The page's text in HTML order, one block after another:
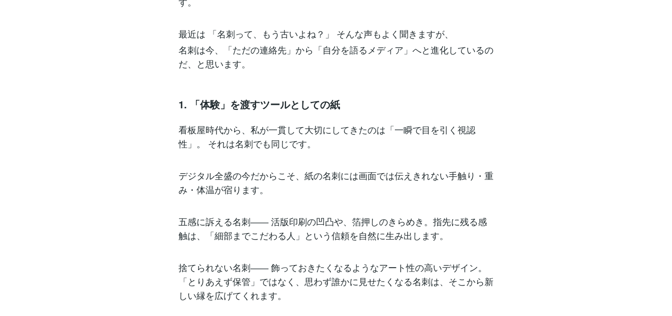
最近は 「名刺って、もう古いよね？」 そんな声もよく聞きますが、
名刺は今、「ただの連絡先」から「自分を語るメディア」へと進化しているの
だ、と思います。
1. 「体験」を渡すツールとしての紙
看板屋時代から、私が一貫して大切にしてきたのは「一瞬で目を引く視認
性」。 それは名刺でも同じです。
デジタル全盛の今だからこそ、紙の名刺には画面では伝えきれない手触り・重
み・体温が宿ります。
五感に訴える名刺―― 活版印刷の凹凸や、箔押しのきらめき。指先に残る感
触は、「細部までこだわる人」という信頼を自然に生み出します。
捨てられない名刺―― 飾っておきたくなるようなアート性の高いデザイン。
「とりあえず保管」ではなく、思わず誰かに見せたくなる名刺は、そこから新
しい縁を広げてくれます。